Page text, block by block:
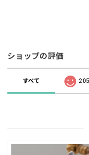
ショップの評価
すべて